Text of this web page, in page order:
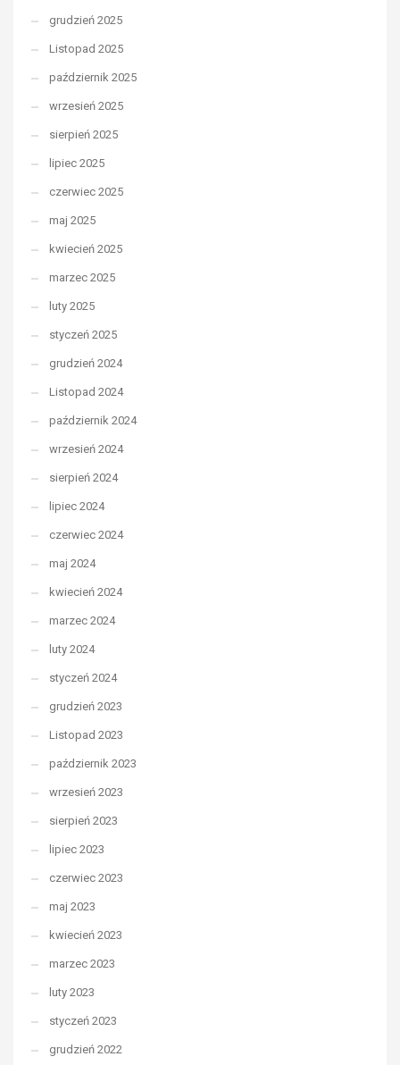
grudzień 2025
Listopad 2025
październik 2025
wrzesień 2025
sierpień 2025
lipiec 2025
czerwiec 2025
maj 2025
kwiecień 2025
marzec 2025
luty 2025
styczeń 2025
grudzień 2024
Listopad 2024
październik 2024
wrzesień 2024
sierpień 2024
lipiec 2024
czerwiec 2024
maj 2024
kwiecień 2024
marzec 2024
luty 2024
styczeń 2024
grudzień 2023
Listopad 2023
październik 2023
wrzesień 2023
sierpień 2023
lipiec 2023
czerwiec 2023
maj 2023
kwiecień 2023
marzec 2023
luty 2023
styczeń 2023
grudzień 2022